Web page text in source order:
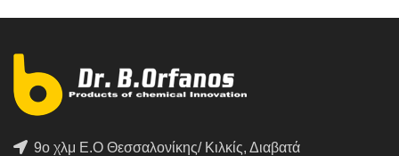
9ο χλμ Ε.Ο Θεσσαλονίκης/ Κιλκίς, Διαβατά